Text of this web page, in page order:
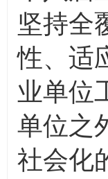
坚持全
性、适
业单位
单位之
社会化